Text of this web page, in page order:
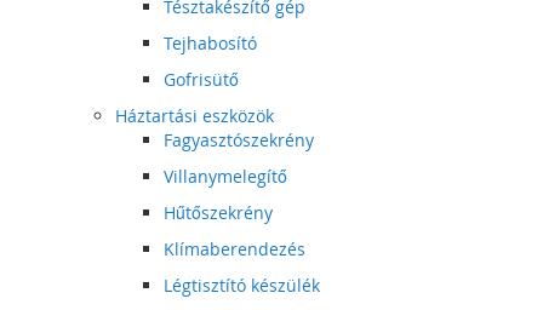
Tésztakészítő gép
Tejhabosító
Gofrisütő
Háztartási eszközök
Fagyasztószekrény
Villanymelegítő
Hűtőszekrény
Klímaberendezés
Légtisztító készülék